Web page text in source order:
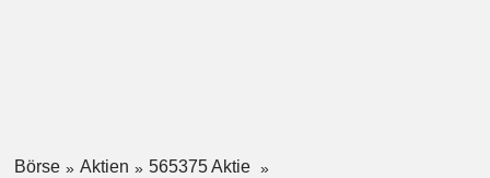
Börse Aktien
565375 Aktie